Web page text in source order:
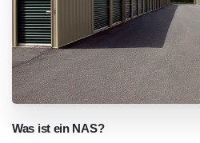
Was ist ein NAS?